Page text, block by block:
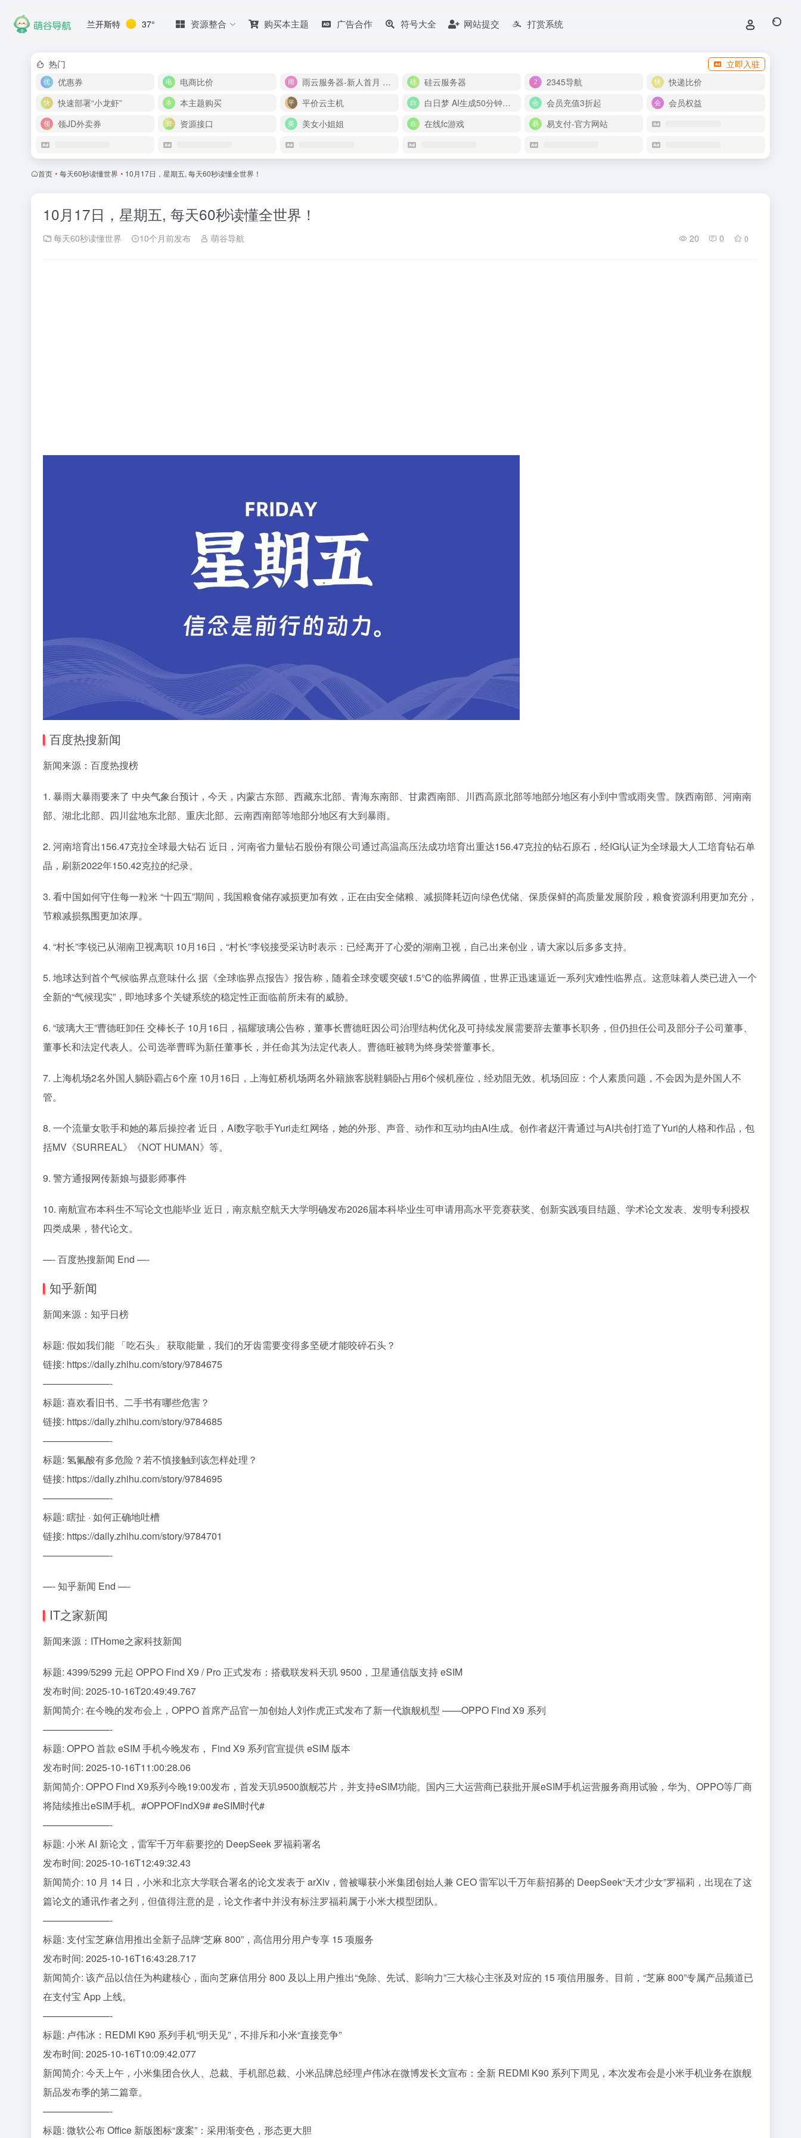
兰开斯特 37° 资源整合 购买本主题 广告合作 符号大全 网站提交 打赏系统
热门
立即入驻
优惠券
电商比价 雨云服务器-新人首月 5 折 硅云服务器 2345导航
快递比价
快速部署“小龙虾”
本主题购买 平价云主机 白日梦 AI生成50分钟视频 会员充值3折起
会员权益
领JD外卖券
资源接口 美女小姐姐 在线fc游戏 易支付-官方网站
首页 • 每天60秒读懂世界 • 10月17日，星期五, 每天60秒读懂全世界！
10月17日，星期五, 每天60秒读懂全世界！
每天60秒读懂世界 10个月前发布 萌谷导航 20 0 0
百度热搜新闻
新闻来源：百度热搜榜
1. 暴雨大暴雨要来了 中央气象台预计，今天，内蒙古东部、西藏东北部、青海东南部、甘肃西南部、川西高原北部等地部分地区有小到中雪或雨夹雪。陕西南部、河南南
部、湖北北部、四川盆地东北部、重庆北部、云南西南部等地部分地区有大到暴雨。
2. 河南培育出156.47克拉全球最大钻石 近日，河南省力量钻石股份有限公司通过高温高压法成功培育出重达156.47克拉的钻石原石，经IGI认证为全球最大人工培育钻石单
晶，刷新2022年150.42克拉的纪录。
3. 看中国如何守住每一粒米 “十四五”期间，我国粮食储存减损更加有效，正在由安全储粮、减损降耗迈向绿色优储、保质保鲜的高质量发展阶段，粮食资源利用更加充分，
节粮减损氛围更加浓厚。
4. “村长”李锐已从湖南卫视离职 10月16日，“村长”李锐接受采访时表示：已经离开了心爱的湖南卫视，自己出来创业，请大家以后多多支持。
5. 地球达到首个气候临界点意味什么 据《全球临界点报告》报告称，随着全球变暖突破1.5℃的临界阈值，世界正迅速逼近一系列灾难性临界点。这意味着人类已进入一个
全新的“气候现实”，即地球多个关键系统的稳定性正面临前所未有的威胁。
6. “玻璃大王”曹德旺卸任 交棒长子 10月16日，福耀玻璃公告称，董事长曹德旺因公司治理结构优化及可持续发展需要辞去董事长职务，但仍担任公司及部分子公司董事、
董事长和法定代表人。公司选举曹晖为新任董事长，并任命其为法定代表人。曹德旺被聘为终身荣誉董事长。
7. 上海机场2名外国人躺卧霸占6个座 10月16日，上海虹桥机场两名外籍旅客脱鞋躺卧占用6个候机座位，经劝阻无效。机场回应：个人素质问题，不会因为是外国人不
管。
8. 一个流量女歌手和她的幕后操控者 近日，AI数字歌手Yuri走红网络，她的外形、声音、动作和互动均由AI生成。创作者赵汗青通过与AI共创打造了Yuri的人格和作品，包
括MV《SURREAL》《NOT HUMAN》等。
9. 警方通报网传新娘与摄影师事件
10. 南航宣布本科生不写论文也能毕业 近日，南京航空航天大学明确发布2026届本科毕业生可申请用高水平竞赛获奖、创新实践项目结题、学术论文发表、发明专利授权
四类成果，替代论文。
—- 百度热搜新闻 End —-
知乎新闻
新闻来源：知乎日榜
标题: 假如我们能 「吃石头」 获取能量，我们的牙齿需要变得多坚硬才能咬碎石头？
链接: https://daily.zhihu.com/story/9784675
———————-
标题: 喜欢看旧书、二手书有哪些危害？
链接: https://daily.zhihu.com/story/9784685
———————-
标题: 氢氟酸有多危险？若不慎接触到该怎样处理？
链接: https://daily.zhihu.com/story/9784695
———————-
标题: 瞎扯 · 如何正确地吐槽
链接: https://daily.zhihu.com/story/9784701
———————-
—- 知乎新闻 End —-
IT之家新闻
新闻来源：ITHome之家科技新闻
标题: 4399/5299 元起 OPPO Find X9 / Pro 正式发布：搭载联发科天玑 9500，卫星通信版支持 eSIM
发布时间: 2025-10-16T20:49:49.767
新闻简介: 在今晚的发布会上，OPPO 首席产品官一加创始人刘作虎正式发布了新一代旗舰机型 ——OPPO Find X9 系列
———————-
标题: OPPO 首款 eSIM 手机今晚发布， Find X9 系列官宣提供 eSIM 版本
发布时间: 2025-10-16T11:00:28.06
新闻简介: OPPO Find X9系列今晚19:00发布，首发天玑9500旗舰芯片，并支持eSIM功能。国内三大运营商已获批开展eSIM手机运营服务商用试验，华为、OPPO等厂商
将陆续推出eSIM手机。#OPPOFindX9# #eSIM时代#
———————-
标题: 小米 AI 新论文，雷军千万年薪要挖的 DeepSeek 罗福莉署名
发布时间: 2025-10-16T12:49:32.43
新闻简介: 10 月 14 日，小米和北京大学联合署名的论文发表于 arXiv，曾被曝获小米集团创始人兼 CEO 雷军以千万年薪招募的 DeepSeek“天才少女”罗福莉，出现在了这
篇论文的通讯作者之列，但值得注意的是，论文作者中并没有标注罗福莉属于小米大模型团队。
———————-
标题: 支付宝芝麻信用推出全新子品牌“芝麻 800”，高信用分用户专享 15 项服务
发布时间: 2025-10-16T16:43:28.717
新闻简介: 该产品以信任为构建核心，面向芝麻信用分 800 及以上用户推出“免除、先试、影响力”三大核心主张及对应的 15 项信用服务。目前，“芝麻 800”专属产品频道已
在支付宝 App 上线。
———————-
标题: 卢伟冰：REDMI K90 系列手机“明天见”，不排斥和小米“直接竞争”
发布时间: 2025-10-16T10:09:42.077
新闻简介: 今天上午，小米集团合伙人、总裁、手机部总裁、小米品牌总经理卢伟冰在微博发长文宣布：全新 REDMI K90 系列下周见，本次发布会是小米手机业务在旗舰
新品发布季的第二篇章。
———————-
标题: 微软公布 Office 新版图标“废案”：采用渐变色，形态更大胆